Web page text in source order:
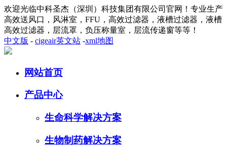
欢迎光临中科圣杰（深圳）科技集团有限公司官网！专业生产
高效送风口，风淋室，FFU，高效过滤器，液槽过滤器，液槽
高效过滤器，层流罩，负压称量室，层流传递窗等等！
中文版 - cigeair英文站 -xml地图
网站首页
产品中心
生命科学解决方案
生物制药解决方案